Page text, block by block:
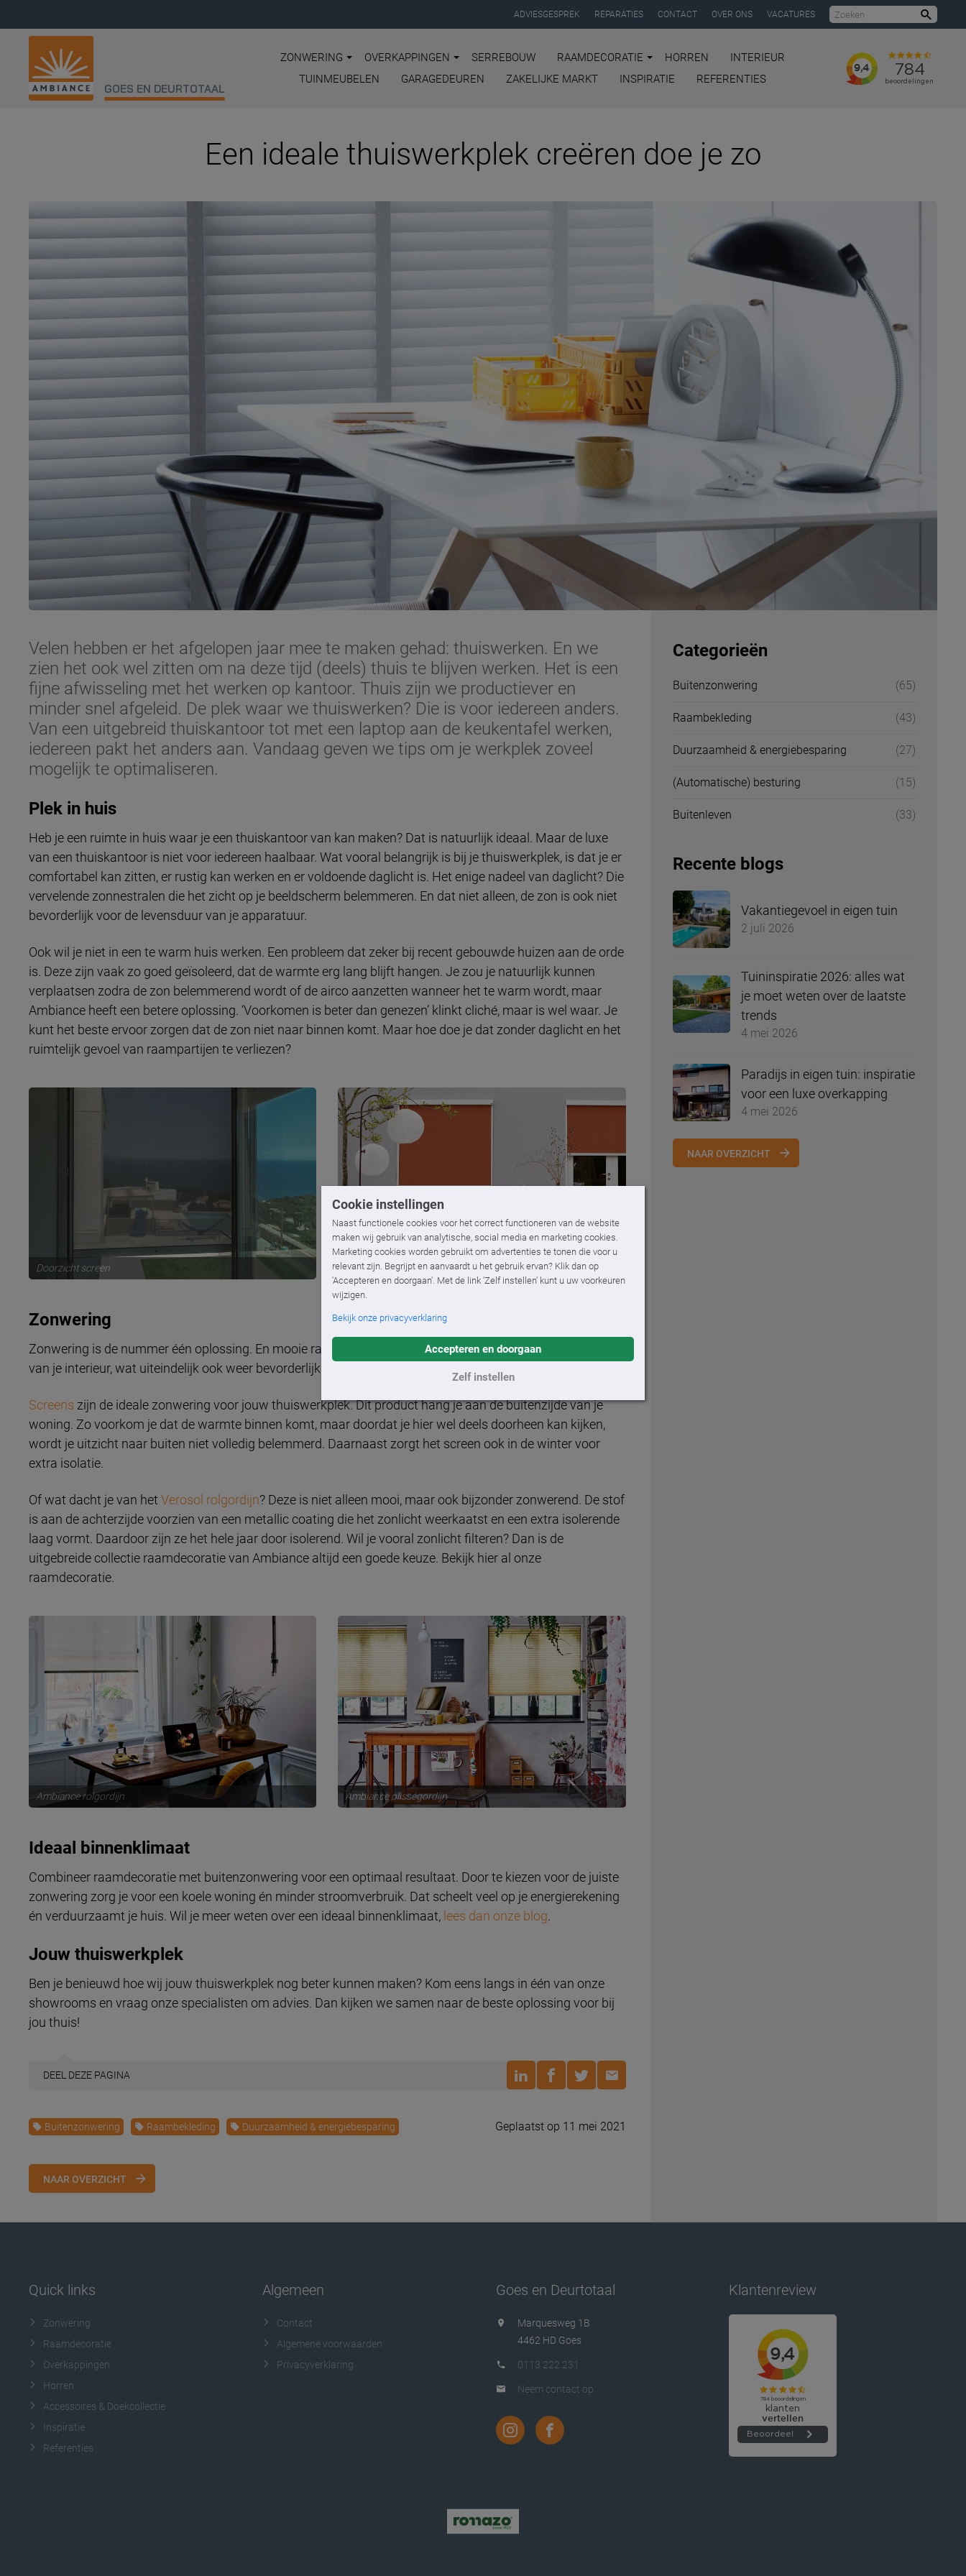
Cookie instellingen
Naast functionele cookies voor het correct functioneren van de website
maken wij gebruik van analytische, social media en marketing cookies.
Marketing cookies worden gebruikt om advertenties te tonen die voor u
relevant zijn. Begrijpt en aanvaardt u het gebruik ervan? Klik dan op
'Accepteren en doorgaan'. Met de link 'Zelf instellen' kunt u uw voorkeuren
wijzigen.
Bekijk onze privacyverklaring
Accepteren en doorgaan
Zelf instellen
ADVIESGESPREK REPARATIES CONTACT OVER ONS VACATURES
GOES EN DEURTOTAAL
ZONWERING OVERKAPPINGEN SERREBOUW RAAMDECORATIE HORREN
INTERIEUR
TUINMEUBELEN
GARAGEDEUREN ZAKELIJKE MARKT INSPIRATIE REFERENTIES
Een ideale thuiswerkplek creëren doe je zo
Velen hebben er het afgelopen jaar mee te maken gehad: thuiswerken. En we
zien het ook wel zitten om na deze tijd (deels) thuis te blijven werken. Het is een
fijne afwisseling met het werken op kantoor. Thuis zijn we productiever en
minder snel afgeleid. De plek waar we thuiswerken? Die is voor iedereen anders.
Van een uitgebreid thuiskantoor tot met een laptop aan de keukentafel werken,
iedereen pakt het anders aan. Vandaag geven we tips om je werkplek zoveel
mogelijk te optimaliseren.
Plek in huis
Heb je een ruimte in huis waar je een thuiskantoor van kan maken? Dat is natuurlijk ideaal. Maar de luxe
van een thuiskantoor is niet voor iedereen haalbaar. Wat vooral belangrijk is bij je thuiswerkplek, is dat je er
comfortabel kan zitten, er rustig kan werken en er voldoende daglicht is. Het enige nadeel van daglicht? Die
vervelende zonnestralen die het zicht op je beeldscherm belemmeren. En dat niet alleen, de zon is ook niet
bevorderlijk voor de levensduur van je apparatuur.
Ook wil je niet in een te warm huis werken. Een probleem dat zeker bij recent gebouwde huizen aan de orde
is. Deze zijn vaak zo goed geïsoleerd, dat de warmte erg lang blijft hangen. Je zou je natuurlijk kunnen
verplaatsen zodra de zon belemmerend wordt of de airco aanzetten wanneer het te warm wordt, maar
Ambiance heeft een betere oplossing. ‘Voorkomen is beter dan genezen’ klinkt cliché, maar is wel waar. Je
kunt het beste ervoor zorgen dat de zon niet naar binnen komt. Maar hoe doe je dat zonder daglicht en het
ruimtelijk gevoel van raampartijen te verliezen?
Doorzicht screen Screens
Zonwering
Zonwering is de nummer één oplossing. En mooie raambekleding draagt bovendien bij aan de uitstraling
van je interieur, wat uiteindelijk ook weer bevorderlijk is voor de werksfeer. Een win-win situatie dus!
Screens zijn de ideale zonwering voor jouw thuiswerkplek. Dit product hang je aan de buitenzijde van je
woning. Zo voorkom je dat de warmte binnen komt, maar doordat je hier wel deels doorheen kan kijken,
wordt je uitzicht naar buiten niet volledig belemmerd. Daarnaast zorgt het screen ook in de winter voor
extra isolatie.
Of wat dacht je van het Verosol rolgordijn? Deze is niet alleen mooi, maar ook bijzonder zonwerend. De stof
is aan de achterzijde voorzien van een metallic coating die het zonlicht weerkaatst en een extra isolerende
laag vormt. Daardoor zijn ze het hele jaar door isolerend. Wil je vooral zonlicht filteren? Dan is de
uitgebreide collectie raamdecoratie van Ambiance altijd een goede keuze. Bekijk hier al onze
raamdecoratie.
Ambiance rolgordijn Ambiance plisségordijn
Ideaal binnenklimaat
Combineer raamdecoratie met buitenzonwering voor een optimaal resultaat. Door te kiezen voor de juiste
zonwering zorg je voor een koele woning én minder stroomverbruik. Dat scheelt veel op je energierekening
én verduurzaamt je huis. Wil je meer weten over een ideaal binnenklimaat, lees dan onze blog.
Jouw thuiswerkplek
Ben je benieuwd hoe wij jouw thuiswerkplek nog beter kunnen maken? Kom eens langs in één van onze
showrooms en vraag onze specialisten om advies. Dan kijken we samen naar de beste oplossing voor bij
jou thuis!
DEEL DEZE PAGINA
Geplaatst op 11 mei 2021
Buitenzonwering Raambekleding Duurzaamheid & energiebesparing
NAAR OVERZICHT
Categorieën
Buitenzonwering (65)
Raambekleding (43)
Duurzaamheid & energiebesparing (27)
(Automatische) besturing (15)
Buitenleven (33)
Recente blogs
Vakantiegevoel in eigen tuin
2 juli 2026
Tuininspiratie 2026: alles wat
je moet weten over de laatste
trends
4 mei 2026
Paradijs in eigen tuin: inspiratie
voor een luxe overkapping
4 mei 2026
NAAR OVERZICHT
Quick links
Zonwering
Raamdecoratie
Overkappingen
Horren
Accessoires & Doekcollectie
Inspiratie
Referenties
Algemeen
Contact
Algemene voorwaarden
Privacyverklaring
Goes en Deurtotaal
Marquesweg 1B
4462 HD Goes
0113 222 231
Neem contact op
Klantenreview